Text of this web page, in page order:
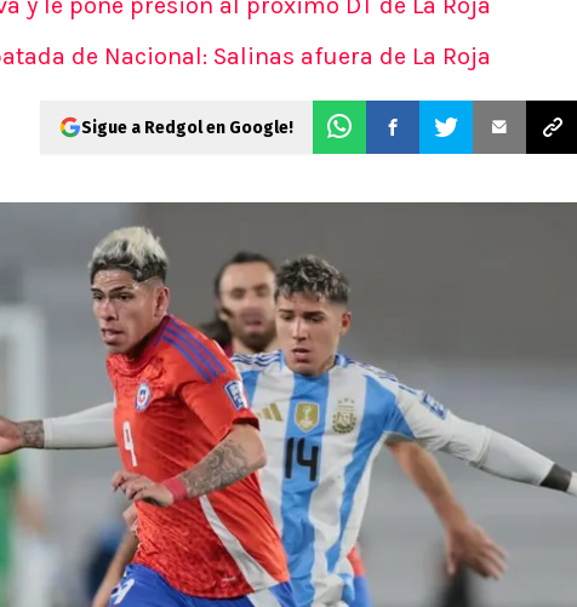
de Nacional: Salinas afuera de La Roja
Sigue a Redgol en Google!